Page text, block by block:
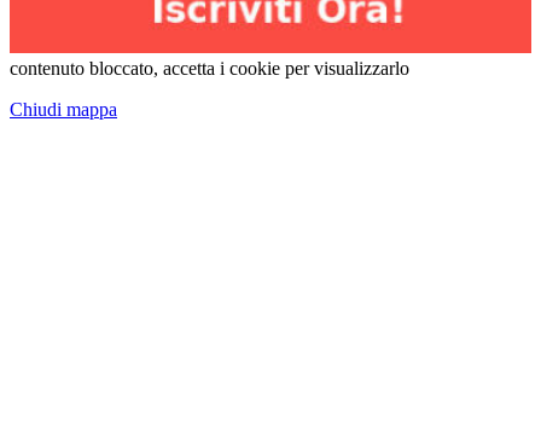
contenuto bloccato, accetta i cookie per visualizzarlo
Chiudi mappa